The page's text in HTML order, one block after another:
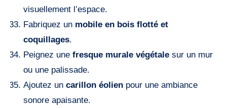
visuellement l’espace.
Fabriquez un mobile en bois flotté et
coquillages.
Peignez une fresque murale végétalesur un mur
ou une palissade.
Ajoutez un carillon éolienpour une ambiance
sonore apaisante.